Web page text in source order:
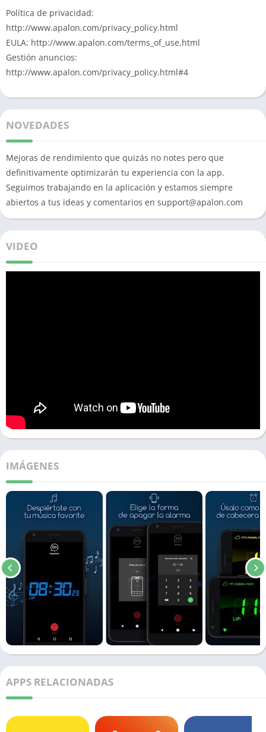
Política de privacidad:
http://www.apalon.com/privacy_policy.html
EULA: http://www.apalon.com/terms_of_use.html
Gestión anuncios:
http://www.apalon.com/privacy_policy.html#4
NOVEDADES
Mejoras de rendimiento que quizás no notes pero que
definitivamente optimizarán tu experiencia con la app.
Seguimos trabajando en la aplicación y estamos siempre
abiertos a tus ideas y comentarios en support@apalon.com
VIDEO
IMÁGENES
APPS RELACIONADAS